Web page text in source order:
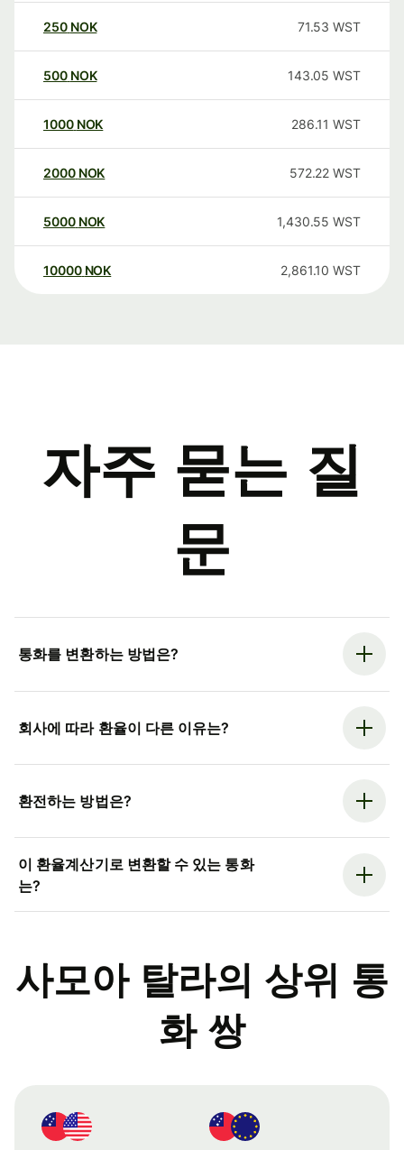
250 NOK 71.53 WST
500 NOK 143.05 WST
1000 NOK 286.11 WST
2000 NOK 572.22 WST
5000 NOK 1,430.55 WST
10000 NOK 2,861.10 WST
자주 묻는 질
문
통화를 변환하는 방법은?
회사에 따라 환율이 다른 이유는?
환전하는 방법은?
이 환율계산기로 변환할 수 있는 통화
는?
사모아 탈라의 상위 통
화 쌍